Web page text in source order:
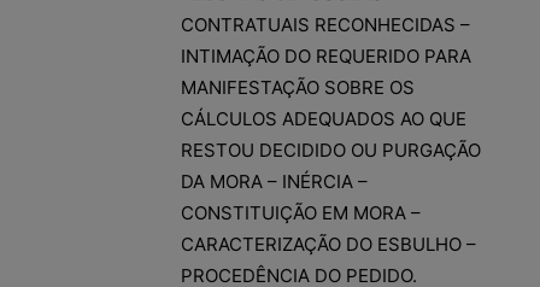
CONTRATUAIS RECONHECIDAS –
INTIMAÇÃO DO REQUERIDO PARA
MANIFESTAÇÃO SOBRE OS
CÁLCULOS ADEQUADOS AO QUE
RESTOU DECIDIDO OU PURGAÇÃO
DA MORA – INÉRCIA –
CONSTITUIÇÃO EM MORA –
CARACTERIZAÇÃO DO ESBULHO –
PROCEDÊNCIA DO PEDIDO.